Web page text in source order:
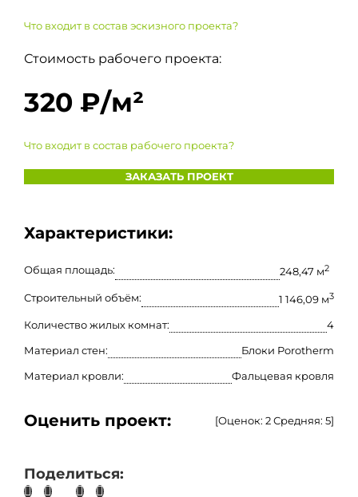
Что входит в состав эскизного проекта?
Стоимость рабочего проекта:
320 ₽/м²
Что входит в состав рабочего проекта?
ЗАКАЗАТЬ ПРОЕКТ
Характеристики:
Общая площадь: 248,47 м2
Строительный объём: 1 146,09 м3
Количество жилых комнат:
4
Материал стен:
Блоки Porotherm
Материал кровли:
Фальцевая кровля
Оценить проект: [Оценок:2Средняя:5]
Поделиться: